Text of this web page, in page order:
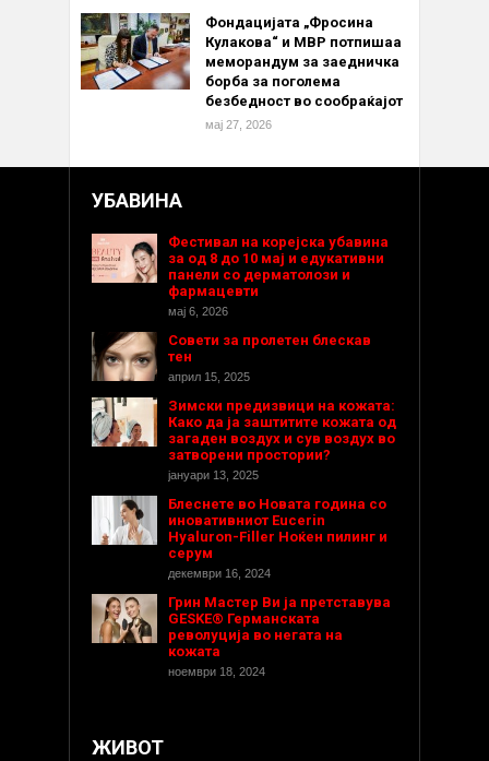
Фондацијата „Фросина
Кулакова“ и МВР потпишаа
меморандум за заедничка
борба за поголема
безбедност во сообраќајот
мај 27, 2026
УБАВИНА
Фестивал на корејска убавина
за од 8 до 10 мај и едукативни
панели со дерматолози и
фармацевти
мај 6, 2026
Совети за пролетен блескав
тен
април 15, 2025
Зимски предизвици на кожата:
Како да ја заштитите кожата од
загаден воздух и сув воздух во
затворени простории?
јануари 13, 2025
Блеснете во Новата година со
иновативниот Eucerin
Hyaluron-Filler Ноќен пилинг и
серум
декември 16, 2024
Грин Мастер Ви ја претставува
GESKE® Германската
револуција во негата на
кожата
ноември 18, 2024
ЖИВОТ